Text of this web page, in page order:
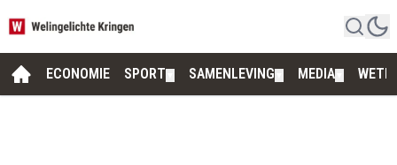
ECONOMIE SPORT SAMENLEVING MEDIA